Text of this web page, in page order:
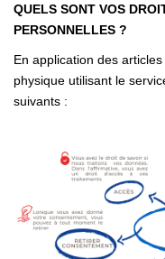
QUELS SONT VOS
PERSONNELLES ?
En application des
physique utilisant le
suivants :